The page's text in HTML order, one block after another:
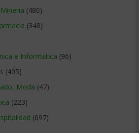
(480)
(348)
e Informatica (96)
(405)
Moda (47)
(223)
(697)